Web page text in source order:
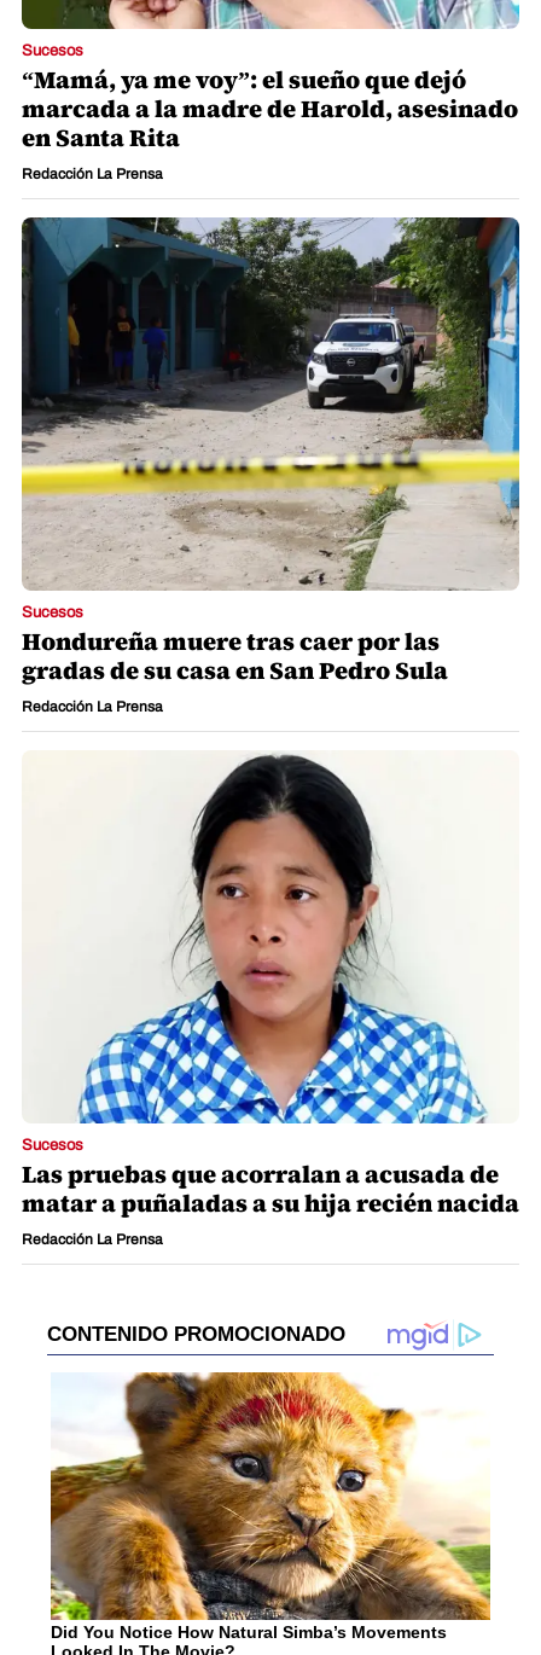
Sucesos
“Mamá, ya me voy”: el sueño que dejó
marcada a la madre de Harold, asesinado
en Santa Rita
Redacción La Prensa
Sucesos
Hondureña muere tras caer por las
gradas de su casa en San Pedro Sula
Redacción La Prensa
Sucesos
Las pruebas que acorralan a acusada de
matar a puñaladas a su hija recién nacida
Redacción La Prensa